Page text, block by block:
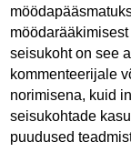
seisukoht on see
kommenteerijale
norimisena, kuid
seisukohtade
puudused